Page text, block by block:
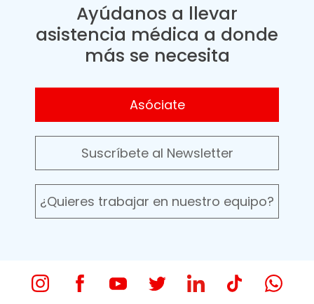
Ayúdanos a llevar
asistencia médica a donde
más se necesita
Asóciate
Suscríbete al Newsletter
¿Quieres trabajar en nuestro equipo?